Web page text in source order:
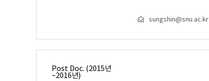
sungshin@snu.ac.kr
Post Doc. (2015년
~2016년)